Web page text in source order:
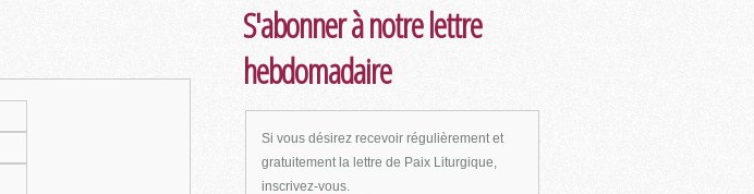
S'abonner à notre lettre
hebdomadaire
Si vous désirez recevoir régulièrement et
gratuitement la lettre de Paix Liturgique,
inscrivez-vous.